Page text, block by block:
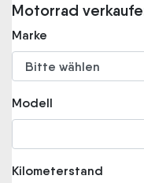
Motorrad
Marke
Modell
Kilometerstand